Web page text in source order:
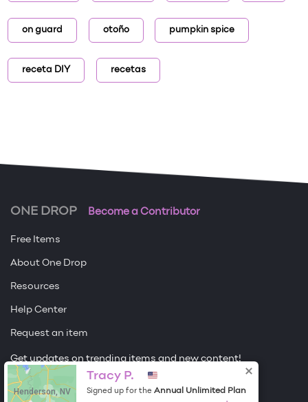
on guard otoño pumpkin spice
receta DIY recetas
ONE DROP Become a Contributor
Free Items
About One Drop
Resources
Help Center
Request an item
Get updates on trending items and new content!
Sign me up
Henderson, NV
Tracy P.
Signed up for the Annual Unlimited Plan